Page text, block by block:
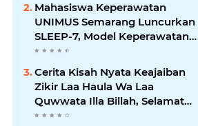
Mahasiswa Keperawatan
UNIMUS Semarang Luncurkan
SLEEP-7, Model Keperawatan
Digital Hibrida Berbasis Riset
untuk Tingkatkan Kualitas Tidur
Pasien Hipertensi
Cerita Kisah Nyata Keajaiban
Zikir Laa Haula Wa Laa
Quwwata Illa Billah, Selamat
dan Membawa Ratusan